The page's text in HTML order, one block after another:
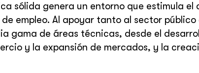
sólida genera un entorno que estimula el
empleo. Al apoyar tanto al sector
gama de áreas técnicas, desde el
y la expansión de mercados, y la